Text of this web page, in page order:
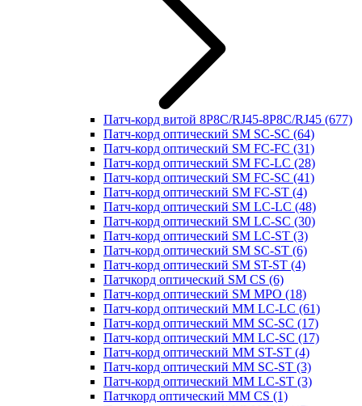
Патч-корд витой 8P8C/RJ45-8P8C/RJ45 (677)
Патч-корд оптический SM SC-SC (64)
Патч-корд оптический SM FC-FC (31)
Патч-корд оптический SM FC-LC (28)
Патч-корд оптический SM FC-SC (41)
Патч-корд оптический SM FC-ST (4)
Патч-корд оптический SM LC-LC (48)
Патч-корд оптический SM LC-SC (30)
Патч-корд оптический SM LC-ST (3)
Патч-корд оптический SM SC-ST (6)
Патч-корд оптический SM ST-ST (4)
Патчкорд оптический SM CS (6)
Патч-корд оптический SM MPO (18)
Патч-корд оптический MM LC-LC (61)
Патч-корд оптический MM SC-SC (17)
Патч-корд оптический MM LC-SC (17)
Патч-корд оптический MM ST-ST (4)
Патч-корд оптический MM SC-ST (3)
Патч-корд оптический MM LC-ST (3)
Патчкорд оптический MM CS (1)